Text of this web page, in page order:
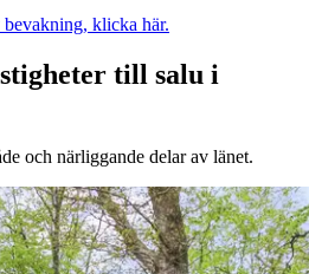
klicka här.
till salu i
och närliggande delar av länet.